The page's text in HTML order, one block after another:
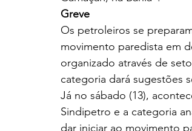
Greve
Os petroleiros se
movimento paredista em
organizado através de
categoria dará sugestões
Já no sábado (13),
Sindipetro e a categoria
dar iniciar ao movimento